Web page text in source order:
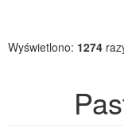
Wyświetlono: 1274